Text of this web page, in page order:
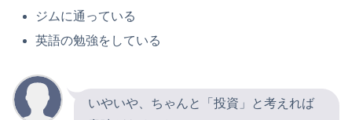
ジムに通っている
英語の勉強をしている
いやいや、ちゃんと「投資」と考えれば